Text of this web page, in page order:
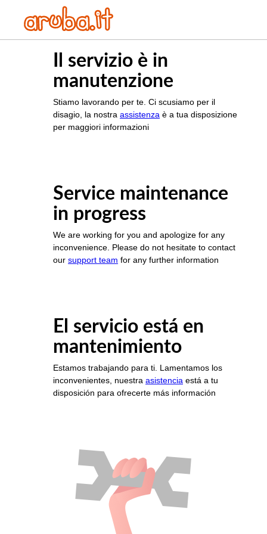
Il servizio è in
manutenzione
Stiamo lavorando per te. Ci scusiamo per il
disagio, la nostra assistenza è a tua disposizione
per maggiori informazioni
Service maintenance
in progress
We are working for you and apologize for any
inconvenience. Please do not hesitate to contact
our support team for any further information
El servicio está en
mantenimiento
Estamos trabajando para ti. Lamentamos los
inconvenientes, nuestra asistencia está a tu
disposición para ofrecerte más información